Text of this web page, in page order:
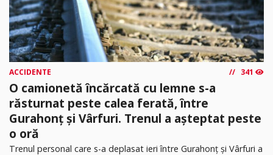
ACCIDENTE 341
O camionetă încărcată cu lemne s-a
răsturnat peste calea ferată, între
Gurahonț și Vârfuri. Trenul a așteptat peste
o oră
Trenul personal care s-a deplasat ieri între Gurahonț și Vârfuri a